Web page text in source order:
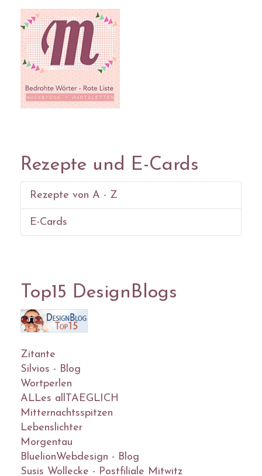
Rezepte und E-Cards
Rezepte von A - Z
E-Cards
Top15 DesignBlogs
Zitante
Silvios - Blog
Wortperlen
ALLes allTAEGLICH
Mitternachtsspitzen
Lebenslichter
Morgentau
BluelionWebdesign - Blog
Susis Wollecke - Postfiliale Mitwitz